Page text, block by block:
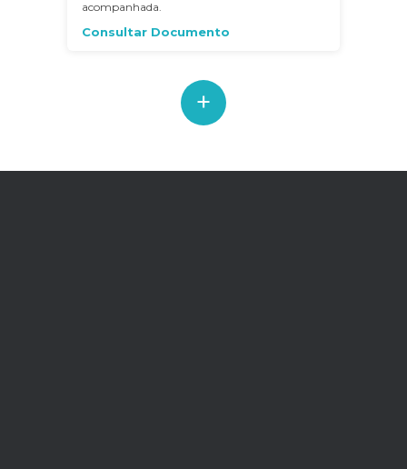
acompanhada.
Consultar Documento
+